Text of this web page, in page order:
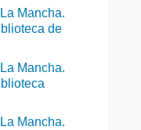
Mancha.
de
Mancha.
Mancha.